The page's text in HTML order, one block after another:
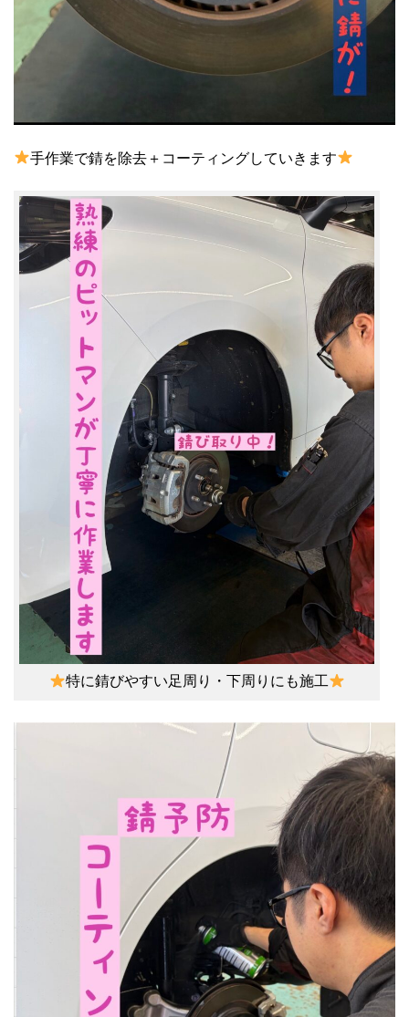
手作業で錆を除去＋コーティングしていきます
特に錆びやすい足周り・下周りにも施工